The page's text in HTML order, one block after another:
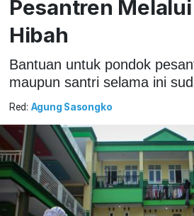
Pesantren
Hibah
Bantuan untuk pondok
maupun santri selama ini
Red: Agung Sasongko